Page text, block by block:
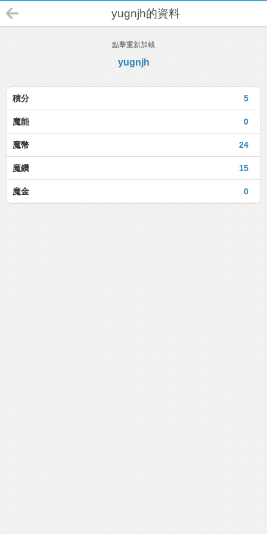
yugnjh的資料
點擊重新加載
yugnjh
5
積分
0
魔能
24
魔幣
15
魔鑽
0
魔金